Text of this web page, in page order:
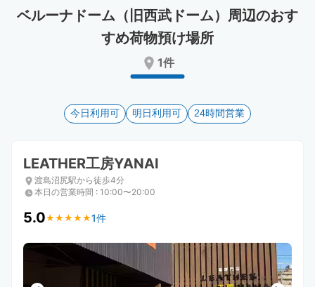
a
date.
shortcuts
for
changing
date.
Press
the
question
to
get
shortcuts
for
changing
ベルーナドーム（旧西武ドーム）周辺のおす
すめ荷物預け場所
1件
今日利用可 明日利用可 24時間営業
LEATHER工房YANAI
渡島沼尻駅から徒歩4分
本日の営業時間 : 10:00〜20:00
5.0★ ★ ★ ★ ★
★ ★ ★ ★ ★1件